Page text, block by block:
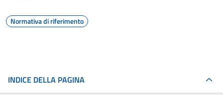
Normativa di riferimento
INDICE DELLA PAGINA